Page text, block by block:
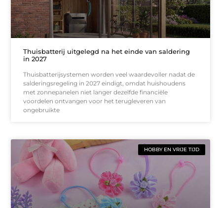
Thuisbatterij uitgelegd na het einde van saldering
in 2027
Thuisbatterijsystemen worden veel waardevoller nadat de
salderingsregeling in 2027 eindigt, omdat huishoudens
met zonnepanelen niet langer dezelfde financiële
voordelen ontvangen voor het terugleveren van
ongebruikte
HOBBY EN VRIJE TIJD